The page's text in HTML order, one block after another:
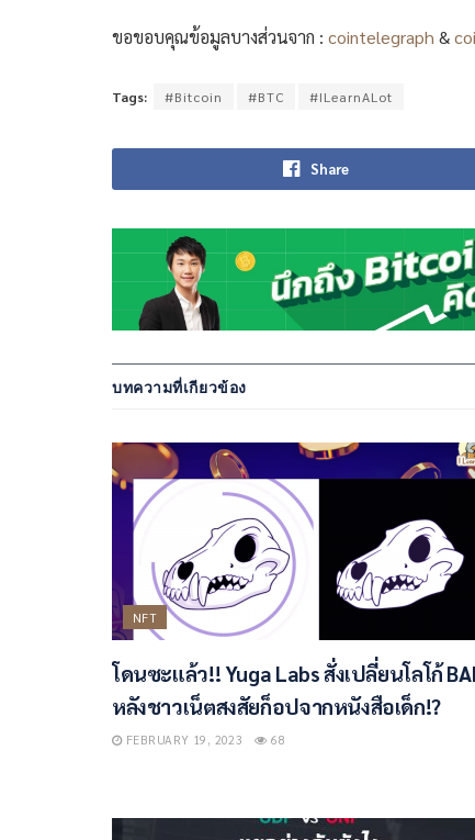
ขอขอบคุณข้อมูลบางส่วนจาก : cointelegraph &
Tags: #Bitcoin #BTC #ILearnALot
Share
บทความที่เกียวข้อง
NFT
โดนซะแล้ว!! Yuga Labs สั่งเปลี่ยนโลโก้
หลังชาวเน็ตสงสัยก็อปจากหนังสือเด็ก!?
FEBRUARY 19, 2023 68